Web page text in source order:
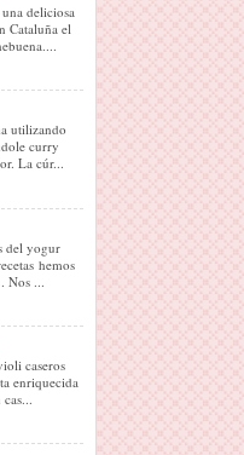
deliciosa
Cataluña el
utilizando
curry
La cúr...
del yogur
hemos
...
caseros
enriquecida